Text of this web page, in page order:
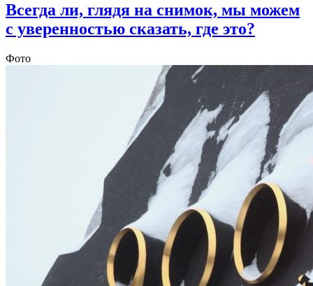
Всегда ли, глядя на снимок, мы можем
с уверенностью сказать, где это?
Фото